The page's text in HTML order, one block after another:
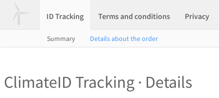
ID Tracking Terms and conditions Privacy
Summary Details about the order
ClimateID Tracking · Details